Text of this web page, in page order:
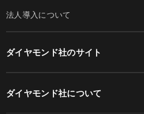
法人導入について
ダイヤモンド社のサイト
ダイヤモンド社について